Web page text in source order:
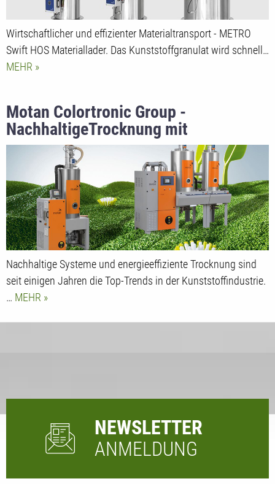
Wirtschaftlicher und effizienter Materialtransport - METRO
Swift HOS Materiallader. Das Kunststoffgranulat wird schnell…
MEHR
Motan Colortronic Group -
NachhaltigeTrocknung mit
ecoPROTECT & ETA plus®
Nachhaltige Systeme und energieeffiziente Trocknung sind
seit einigen Jahren die Top-Trends in der Kunststoffindustrie.
… MEHR
NEWSLETTER
ANMELDUNG